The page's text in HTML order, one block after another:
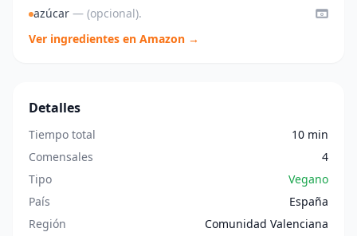
azúcar — (opcional).
Ver ingredientes en Amazon →
Detalles
Tiempo total
10 min
Comensales
4
Tipo
Vegano
País
España
Región
Comunidad Valenciana